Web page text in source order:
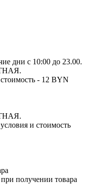
дни с 10:00 до 23.00.
- 12 BYN
и стоимость
получении товара